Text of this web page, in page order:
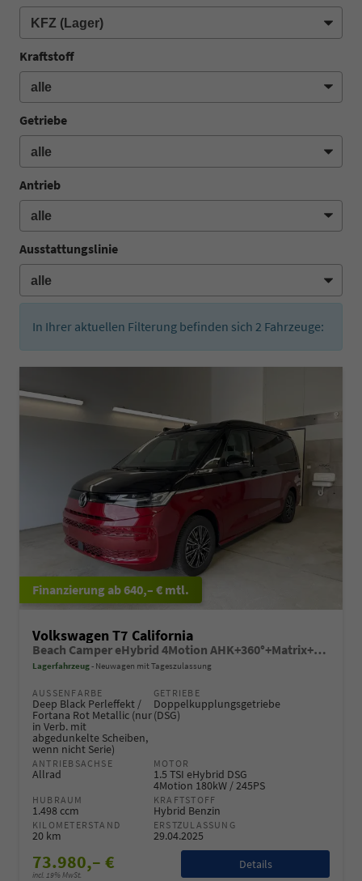
Kraftstoff
Getriebe
Antrieb
Ausstattungslinie
In Ihrer aktuellen Filterung befinden sich 2 Fahrzeuge:
ab 640,– € mtl.
Volkswagen T7 California
Beach Camper eHybrid 4Motion AHK+360°+Matrix+Navi+Alu17+GJR+Sitzheiz+Keyless
Lagerfahrzeug Neuwagen mit Tageszulassung
AUSSENFARBE
Deep Black Perleffekt /
Fortana Rot Metallic (nur
in Verb. mit
abgedunkelte Scheiben,
wenn nicht Serie)
GETRIEBE
Doppelkupplungsgetriebe
(DSG)
ANTRIEBSACHSE
Allrad
MOTOR
1.5 TSI eHybrid DSG
4Motion 180kW / 245PS
HUBRAUM
1.498 ccm
KRAFTSTOFF
Hybrid Benzin
KILOMETERSTAND
20 km
ERSTZULASSUNG
29.04.2025
73.980,– €
incl. 19% MwSt.
Details